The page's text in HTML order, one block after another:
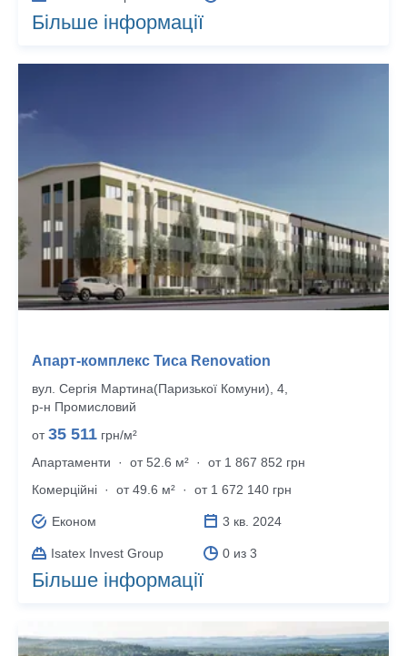
Більше інформації
Апарт-комплекс Тиса Renovation
вул. Сергія Мартина(Паризької Комуни), 4,
р‑н Промисловий
от35 511 грн/м²
Апартаменти
· от 52.6 м² ·
от 1 867 852 грн
Комерційні · от 49.6 м² · от 1 672 140 грн
Економ 3 кв. 2024
Isatex Invest Group 0 из 3
Більше інформації